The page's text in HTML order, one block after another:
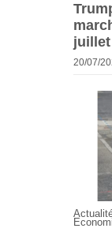
juillet
20/07/